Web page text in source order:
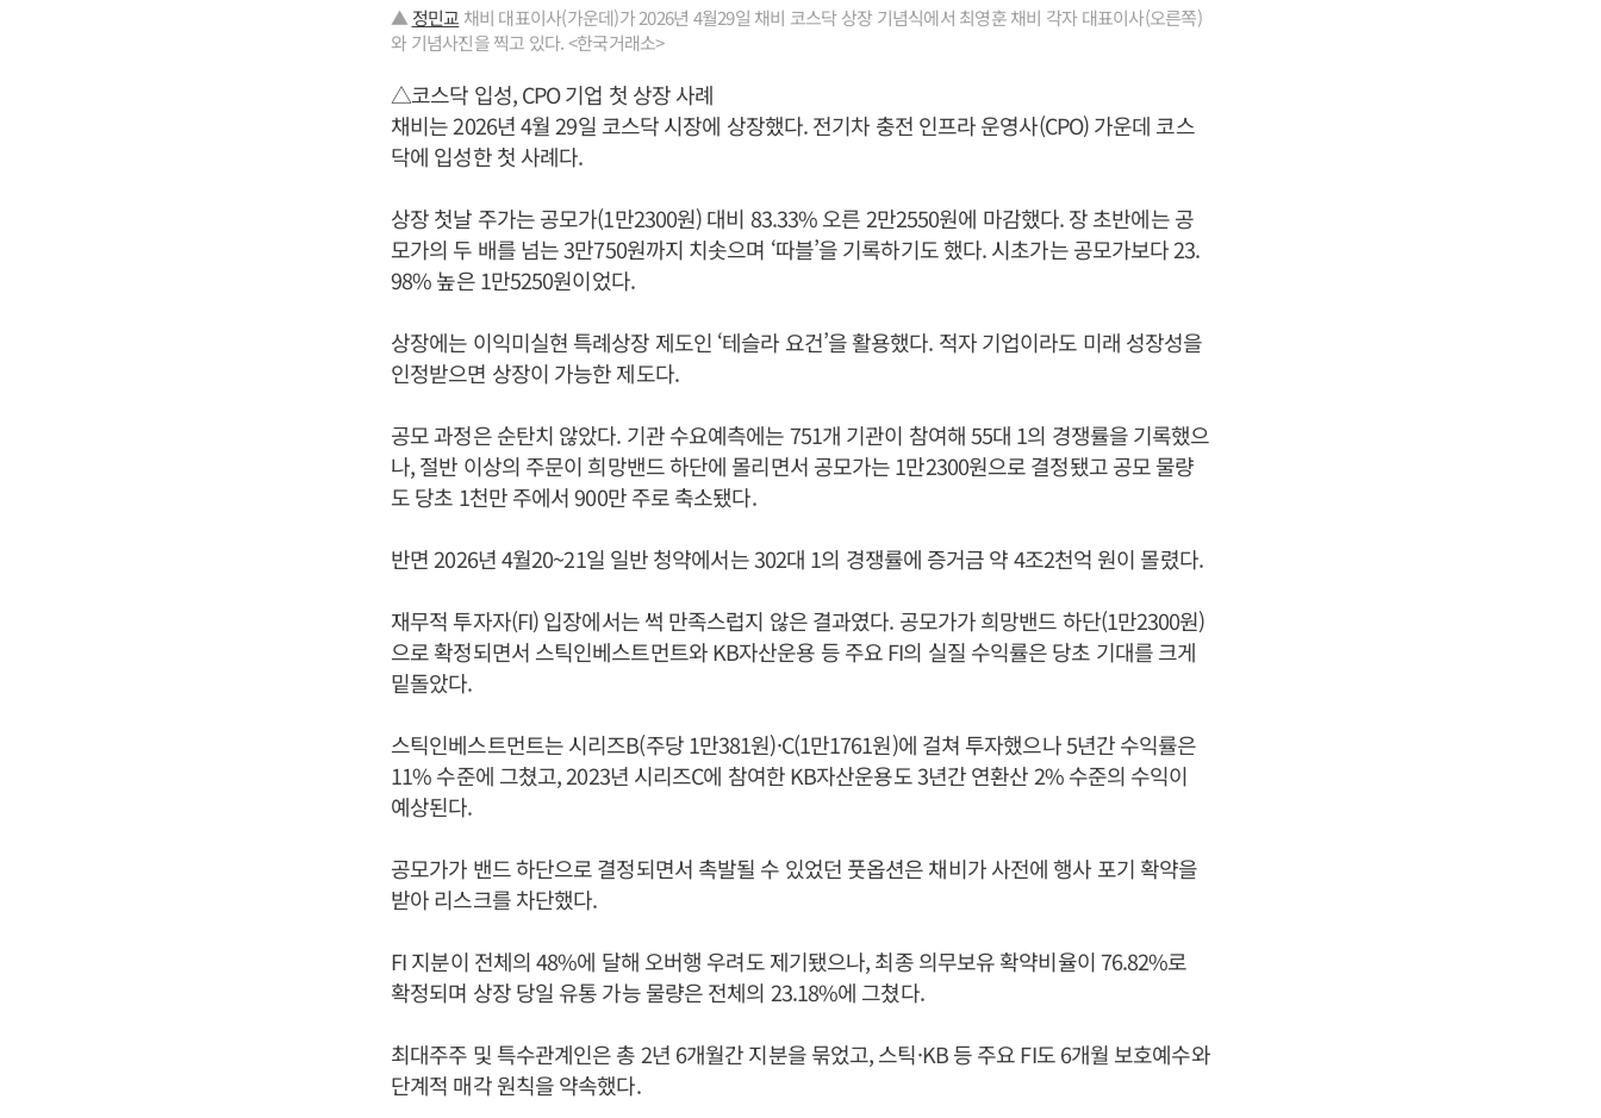
▲ 정민교 채비 대표이사(가운데)가 2026년 4월29일 채비 코스닥 상장 기념식에서 최영훈 채비 각자 대표이사(오른쪽)
와 기념사진을 찍고 있다. <한국거래소>
△코스닥 입성, CPO 기업 첫 상장 사례
채비는 2026년 4월 29일 코스닥 시장에 상장했다. 전기차 충전 인프라 운영사(CPO) 가운데 코스
닥에 입성한 첫 사례다.
상장 첫날 주가는 공모가(1만2300원) 대비 83.33% 오른 2만2550원에 마감했다. 장 초반에는 공
모가의 두 배를 넘는 3만750원까지 치솟으며 ‘따블’을 기록하기도 했다. 시초가는 공모가보다 23.
98% 높은 1만5250원이었다.
상장에는 이익미실현 특례상장 제도인 ‘테슬라 요건’을 활용했다. 적자 기업이라도 미래 성장성을
인정받으면 상장이 가능한 제도다.
공모 과정은 순탄치 않았다. 기관 수요예측에는 751개 기관이 참여해 55대 1의 경쟁률을 기록했으
나, 절반 이상의 주문이 희망밴드 하단에 몰리면서 공모가는 1만2300원으로 결정됐고 공모 물량
도 당초 1천만 주에서 900만 주로 축소됐다.
반면 2026년 4월20~21일 일반 청약에서는 302대 1의 경쟁률에 증거금 약 4조2천억 원이 몰렸다.
재무적 투자자(FI) 입장에서는 썩 만족스럽지 않은 결과였다. 공모가가 희망밴드 하단(1만2300원)
으로 확정되면서 스틱인베스트먼트와 KB자산운용 등 주요 FI의 실질 수익률은 당초 기대를 크게
밑돌았다.
스틱인베스트먼트는 시리즈B(주당 1만381원)·C(1만1761원)에 걸쳐 투자했으나 5년간 수익률은
11% 수준에 그쳤고, 2023년 시리즈C에 참여한 KB자산운용도 3년간 연환산 2% 수준의 수익이
예상된다.
공모가가 밴드 하단으로 결정되면서 촉발될 수 있었던 풋옵션은 채비가 사전에 행사 포기 확약을
받아 리스크를 차단했다.
FI 지분이 전체의 48%에 달해 오버행 우려도 제기됐으나, 최종 의무보유 확약비율이 76.82%로
확정되며 상장 당일 유통 가능 물량은 전체의 23.18%에 그쳤다.
최대주주 및 특수관계인은 총 2년 6개월간 지분을 묶었고, 스틱·KB 등 주요 FI도 6개월 보호예수와
단계적 매각 원칙을 약속했다.